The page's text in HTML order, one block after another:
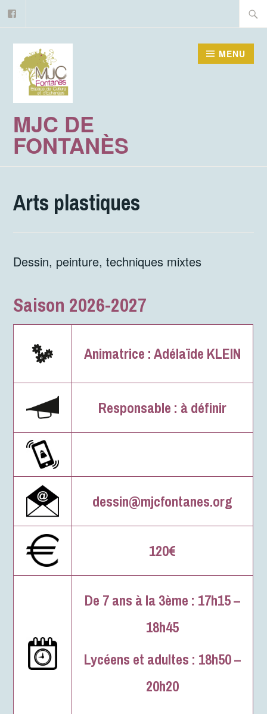
Accéder
au
contenu
principal
MJC DE
FONTANÈS
MENU
Arts plastiques
Dessin, peinture, techniques mixtes
Saison 2026-2027
Animatrice :Adélaïde KLEIN
Responsable : à définir
dessin@mjcfontanes.org
120€
De 7 ans à la 3ème : 17h15 –
18h45
Lycéens et adultes : 18h50 –
20h20